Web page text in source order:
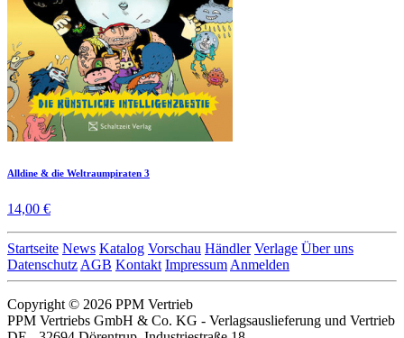
Alldine & die Weltraumpiraten 3
14,00 €
Startseite News Katalog Vorschau Händler Verlage Über uns
Datenschutz AGB Kontakt Impressum Anmelden
Copyright © 2026 PPM Vertrieb
PPM Vertriebs GmbH & Co. KG - Verlagsauslieferung und Vertrieb